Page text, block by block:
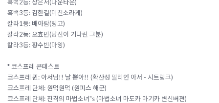
흑백2등: 장은서(다운타운)
흑백3등: 김한결(미친소라게)
칼라1등: 배아람(링고)
칼라2등: 오효빈(당신이 기다린 그분)
칼라3등: 황수빈(마잉)
* 코스프레 콘테스트
코스프레 퀸: 아서님!! 날 뽑아!! (확산성 밀리언 아서 - 시트링크)
코스프레 단체: 원덕원덕 (원피스 해군)
코스프레 단체: 진격의 마법소녀"s (마법소녀 마도카 마기카 변신버젼)